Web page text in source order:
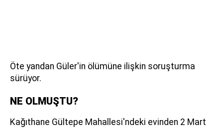
Öte yandan Güler'in ölümüne ilişkin soruşturma
sürüyor.
NE OLMUŞTU?
Kağıthane Gültepe Mahallesi'ndeki evinden 2 Mart